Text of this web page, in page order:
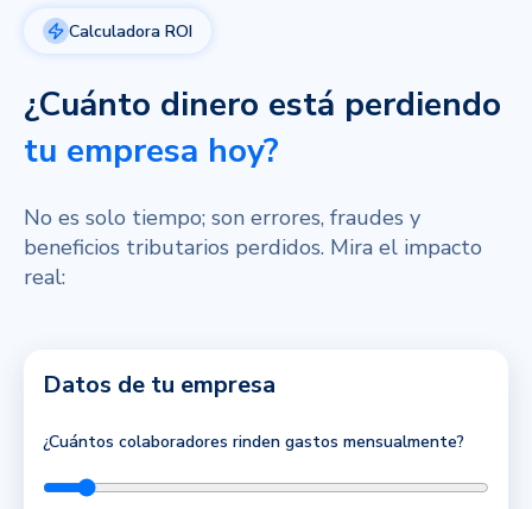
Calculadora ROI
¿Cuánto dinero está perdiendo
tu empresa hoy?
No es solo tiempo; son errores, fraudes y
beneficios tributarios perdidos. Mira el impacto
real:
Datos de tu empresa
¿Cuántos colaboradores rinden gastos mensualmente?